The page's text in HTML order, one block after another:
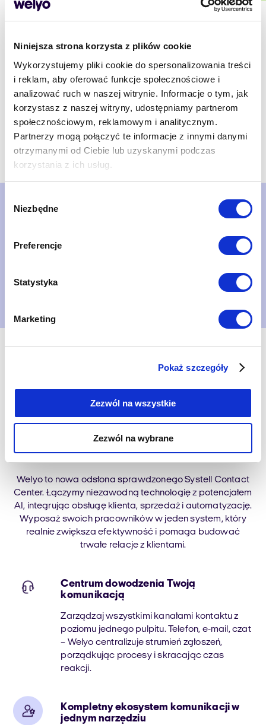
Niniejsza strona korzysta z plików cookie
Wykorzystujemy pliki cookie do spersonalizowania treści
i reklam, aby oferować funkcje społecznościowe i
analizować ruch w naszej witrynie. Informacje o tym, jak
korzystasz z naszej witryny, udostępniamy partnerom
społecznościowym, reklamowym i analitycznym.
Partnerzy mogą połączyć te informacje z innymi danymi
otrzymanymi od Ciebie lub uzyskanymi podczas
korzystania z ich usług.
zgody
Niezbędne
Preferencje
Statystyka
Marketing
Pokaż szczegóły
Zezwól na wszystkie
Zezwól na wybrane
prezentację systemu!
Kompletny ekosystem
komunikacji w jednym
narzędziu
Welyo to nowa odsłona sprawdzonego Systell Contact
Center. Łączymy niezawodną technologię z potencjałem
AI, integrując obsługę klienta, sprzedaż i automatyzację.
Wyposaż swoich pracowników w jeden system, który
realnie zwiększa efektywność i pomaga budować
trwałe relacje z klientami.
Centrum dowodzenia Twoją
komunikacją
Zarządzaj wszystkimi kanałami kontaktu z
poziomu jednego pulpitu. Telefon, e-mail, czat
– Welyo centralizuje strumień zgłoszeń,
porządkując procesy i skracając czas
reakcji.
Kompletny ekosystem komunikacji w
jednym narzędziu